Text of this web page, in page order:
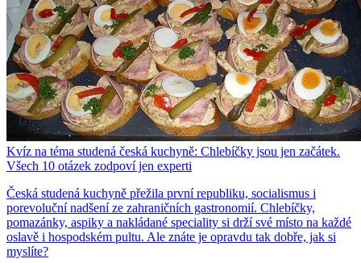
Kvíz na téma studená česká kuchyně: Chlebíčky jsou jen začátek.
Všech 10 otázek zodpoví jen experti
Česká studená kuchyně přežila první republiku, socialismus i
porevoluční nadšení ze zahraničních gastronomií. Chlebíčky,
pomazánky, aspiky a nakládané speciality si drží své místo na každé
oslavě i hospodském pultu. Ale znáte je opravdu tak dobře, jak si
myslíte?